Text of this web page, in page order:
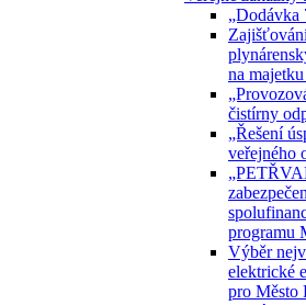
„Dodávka
na
čistírny
„Řešení
veřejného
programu
Výběr
elektrické
pro Město